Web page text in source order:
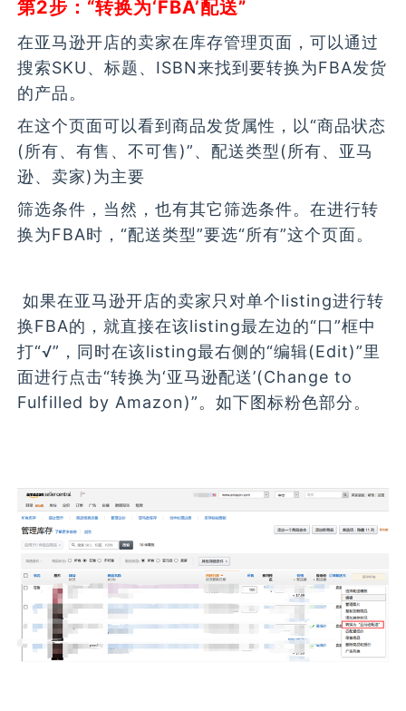
第2步：“转换为‘FBA’配送”
在亚马逊开店的卖家在库存管理页面，可以通过
搜索SKU、标题、ISBN来找到要转换为FBA发货
的产品。
在这个页面可以看到商品发货属性，以“商品状态
(所有、有售、不可售)”、配送类型(所有、亚马
逊、卖家)为主要
筛选条件，当然，也有其它筛选条件。在进行转
换为FBA时，“配送类型”要选“所有”这个页面。
如果在亚马逊开店的卖家只对单个listing进行转
换FBA的，就直接在该listing最左边的“口”框中
打“√”，同时在该listing最右侧的“编辑(Edit)”里
面进行点击“转换为‘亚马逊配送’(Change to
Fulfilled by Amazon)”。如下图标粉色部分。